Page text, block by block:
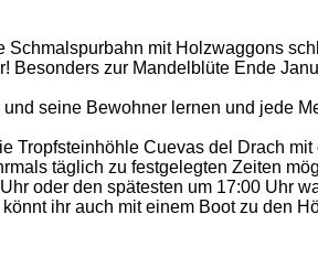
mit Holzwaggons
zur Mandelblüte Ende
seine Bewohner lernen und jede
Tropfsteinhöhle Cuevas del Drach
täglich zu festgelegten Zeiten
oder den spätesten um 17:00 Uhr
ihr auch mit einem Boot zu den